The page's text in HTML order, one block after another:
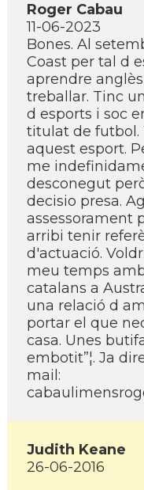
Roger Cabau
11-06-2023
Bones. Al
Coast per tal d
aprendre
treballar. Tinc
d esports i soc
titulat de futbol.
aquest esport.
me
desconegut
decisio presa.
assessorament
arribi tenir
d'actuació.
meu temps
catalans a
una relació d
portar el que
casa. Unes
embotit”¦. Ja
mail:
Judith Keane
26-06-2016